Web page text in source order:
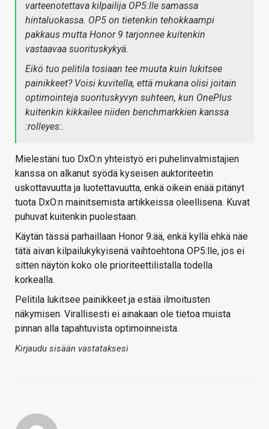
varteenotettava kilpailija OP5:lle samassa
hintaluokassa. OP5 on tietenkin tehokkaampi
pakkaus mutta Honor 9 tarjonnee kuitenkin
vastaavaa suorituskykyä.
Eikö tuo pelitila tosiaan tee muuta kuin lukitsee
painikkeet? Voisi kuvitella, että mukana olisi joitain
optimointeja suorituskyvyn suhteen, kun OnePlus
kuitenkin kikkailee niiden benchmarkkien kanssa
:rolleyes:.
Mielestäni tuo DxO:n yhteistyö eri puhelinvalmistajien
kanssa on alkanut syödä kyseisen auktoriteetin
uskottavuutta ja luotettavuutta, enkä oikein enää pitänyt
tuota DxO:n mainitsemista artikkeissa oleellisena. Kuvat
puhuvat kuitenkin puolestaan.
Käytän tässä parhaillaan Honor 9:ää, enkä kyllä ehkä näe
tätä aivan kilpailukykyisenä vaihtoehtona OP5:lle, jos ei
sitten näytön koko ole prioriteettilistalla todella
korkealla.
Pelitila lukitsee painikkeet ja estää ilmoitusten
näkymisen. Virallisesti ei ainakaan ole tietoa muista
pinnan alla tapahtuvista optimoinneista.
Kirjaudu sisään vastataksesi